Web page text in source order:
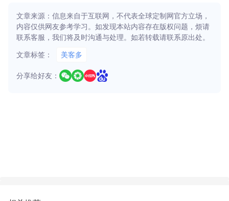
文章来源：信息来自于互联网，不代表全球定制网官方立场，
内容仅供网友参考学习。如发现本站内容存在版权问题，烦请
联系客服，我们将及时沟通与处理。如若转载请联系原出处。
文章标签： 美客多
分享给好友：